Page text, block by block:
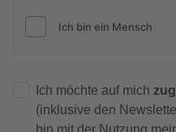
Ich möchte auf mich
(inklusive den